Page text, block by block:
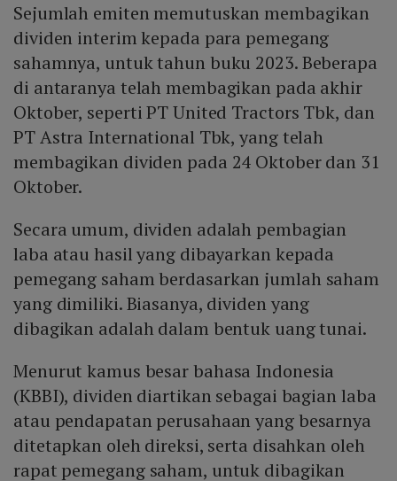
Sejumlah emiten memutuskan membagikan
dividen interim kepada para pemegang
sahamnya, untuk tahun buku 2023. Beberapa
di antaranya telah membagikan pada akhir
Oktober, seperti PT United Tractors Tbk, dan
PT Astra International Tbk, yang telah
membagikan dividen pada 24 Oktober dan 31
Oktober.
Secara umum, dividen adalah pembagian
laba atau hasil yang dibayarkan kepada
pemegang saham berdasarkan jumlah saham
yang dimiliki. Biasanya, dividen yang
dibagikan adalah dalam bentuk uang tunai.
Menurut kamus besar bahasa Indonesia
(KBBI), dividen diartikan sebagai bagian laba
atau pendapatan perusahaan yang besarnya
ditetapkan oleh direksi, serta disahkan oleh
rapat pemegang saham, untuk dibagikan